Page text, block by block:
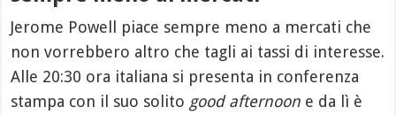
Jerome Powell piace sempre meno a mercati che
non vorrebbero altro che tagli ai tassi di interesse.
Alle 20:30 ora italiana si presenta in conferenza
stampa con il suo solito good afternoon e da lì è